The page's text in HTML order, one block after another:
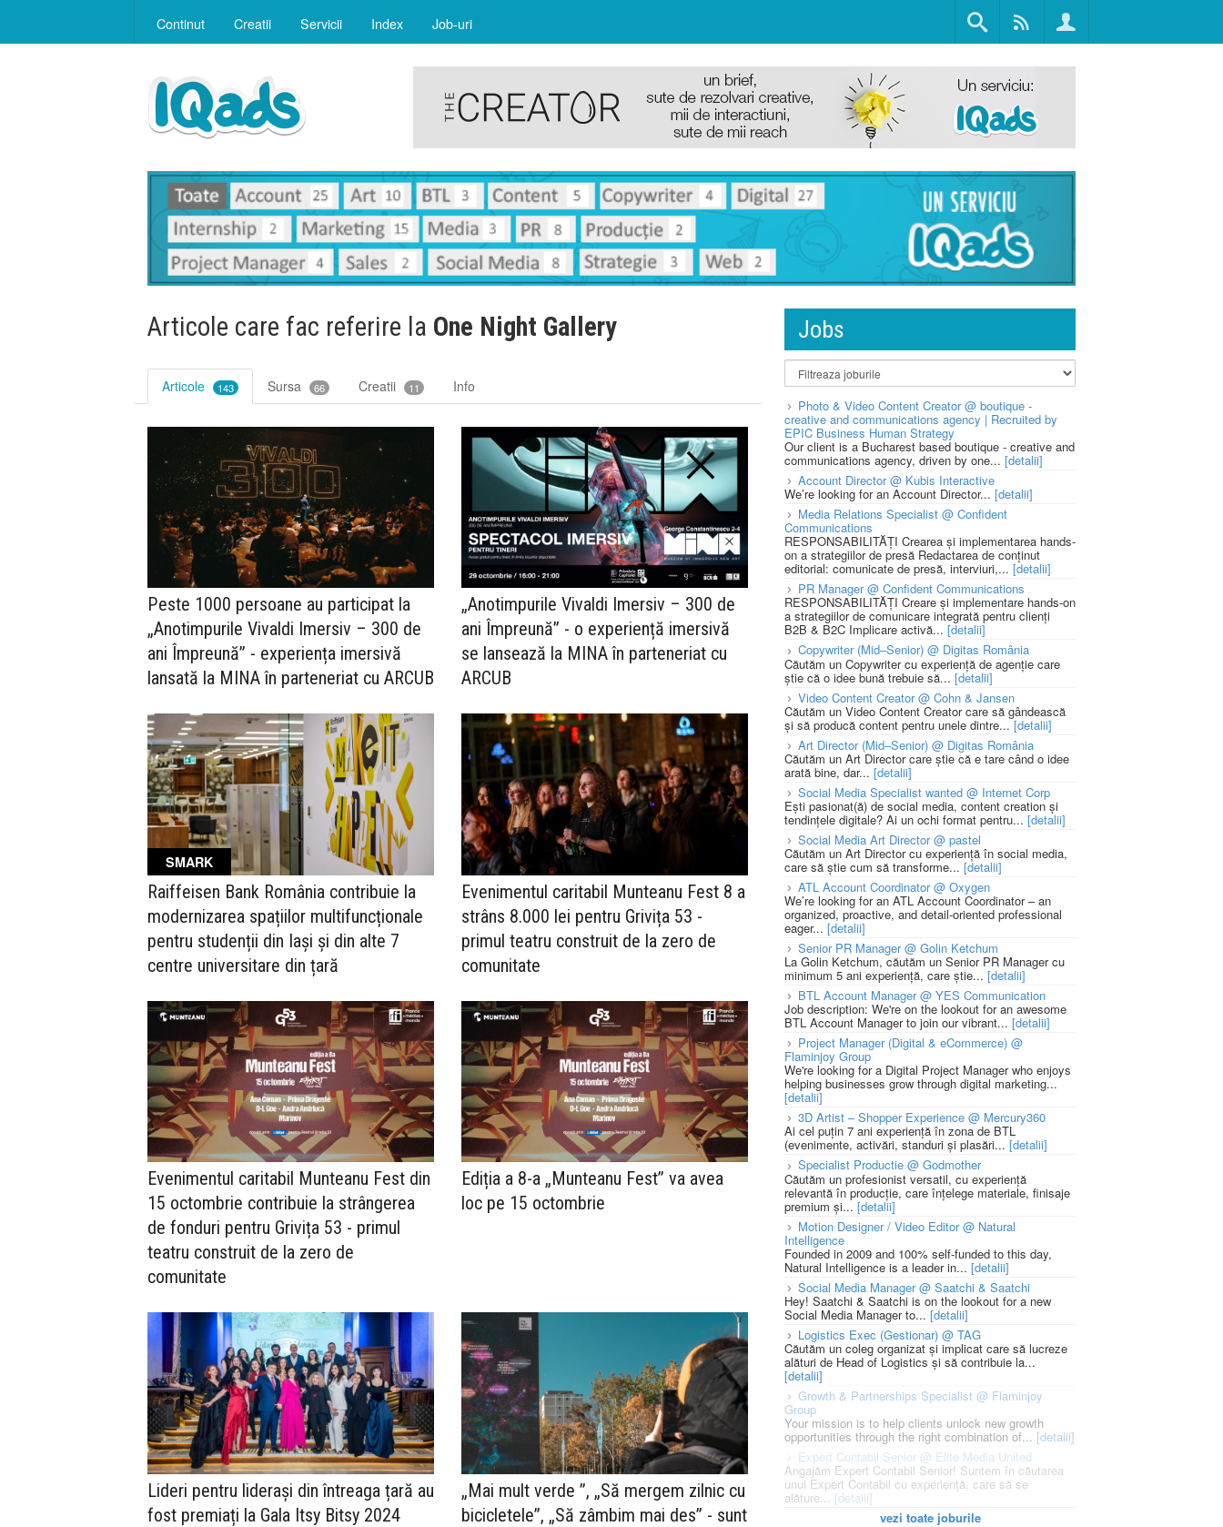
Continut Creatii Servicii Index Job-uri
Articole care fac referire la One Night Gallery
Articole 143 Sursa 66 Creatii 11 Info
Peste 1000 persoane au participat la
„Anotimpurile Vivaldi Imersiv – 300 de
ani Împreună” - experiența imersivă
lansată la MINA în parteneriat cu ARCUB
„Anotimpurile Vivaldi Imersiv – 300 de
ani Împreună” - o experiență imersivă
se lansează la MINA în parteneriat cu
ARCUB
SMARK
Raiffeisen Bank România contribuie la
modernizarea spațiilor multifuncționale
pentru studenții din Iași și din alte 7
centre universitare din țară
Evenimentul caritabil Munteanu Fest 8 a
strâns 8.000 lei pentru Grivița 53 -
primul teatru construit de la zero de
comunitate
Evenimentul caritabil Munteanu Fest din
15 octombrie contribuie la strângerea
de fonduri pentru Grivița 53 - primul
teatru construit de la zero de
comunitate
Ediția a 8-a „Munteanu Fest” va avea
loc pe 15 octombrie
Lideri pentru liderași din întreaga țară au
fost premiați la Gala Itsy Bitsy 2024
„Mai mult verde ”, „Să mergem zilnic cu
bicicletele”, „Să zâmbim mai des” - sunt
Jobs
Photo & Video Content Creator @ boutique -
creative and communications agency | Recruited by
EPIC Business Human Strategy
Our client is a Bucharest based boutique - creative and
communications agency, driven by one... [detalii]
Account Director @ Kubis Interactive
We’re looking for an Account Director... [detalii]
Media Relations Specialist @ Confident
Communications
RESPONSABILITĂȚI Crearea și implementarea hands-
on a strategiilor de presă Redactarea de conținut
editorial: comunicate de presă, interviuri,... [detalii]
PR Manager @ Confident Communications
RESPONSABILITĂȚI Creare și implementare hands-on
a strategiilor de comunicare integrată pentru clienți
B2B & B2C Implicare activă... [detalii]
Copywriter (Mid–Senior) @ Digitas România
Căutăm un Copywriter cu experiență de agenție care
știe că o idee bună trebuie să... [detalii]
Video Content Creator @ Cohn & Jansen
Căutăm un Video Content Creator care să gândească
și să producă content pentru unele dintre...[detalii]
Art Director (Mid–Senior) @ Digitas România
Căutăm un Art Director care știe că e tare când o idee
arată bine, dar... [detalii]
Social Media Specialist wanted @ Internet Corp
Ești pasionat(ă) de social media, content creation și
tendințele digitale? Ai un ochi format pentru... [detalii]
Social Media Art Director @ pastel
Căutăm un Art Director cu experiență în social media,
care să știe cum să transforme... [detalii]
ATL Account Coordinator @ Oxygen
We’re looking for an ATL Account Coordinator – an
organized, proactive, and detail-oriented professional
eager... [detalii]
Senior PR Manager @ Golin Ketchum
La Golin Ketchum, căutăm un Senior PR Manager cu
minimum 5 ani experiență, care știe... [detalii]
BTL Account Manager @ YES Communication
Job description: We're on the lookout for an awesome
BTL Account Manager to join our vibrant... [detalii]
Project Manager (Digital & eCommerce) @
Flaminjoy Group
We're looking for a Digital Project Manager who enjoys
helping businesses grow through digital marketing...
[detalii]
3D Artist – Shopper Experience @ Mercury360
Ai cel puțin 7 ani experiență în zona de BTL
(evenimente, activări, standuri și plasări... [detalii]
Specialist Productie @ Godmother
Căutăm un profesionist versatil, cu experiență
relevantă în producție, care înțelege materiale, finisaje
premium și... [detalii]
Motion Designer / Video Editor @ Natural
Intelligence
Founded in 2009 and 100% self-funded to this day,
Natural Intelligence is a leader in... [detalii]
Social Media Manager @ Saatchi & Saatchi
Hey! Saatchi & Saatchi is on the lookout for a new
Social Media Manager to... [detalii]
Logistics Exec (Gestionar) @ TAG
Căutăm un coleg organizat și implicat care să lucreze
alături de Head of Logistics și să contribuie la...
[detalii]
Growth & Partnerships Specialist @ Flaminjoy
Group
Your mission is to help clients unlock new growth
opportunities through the right combination of... [detalii]
Expert Contabil Senior @ Elite Media United
Angajăm Expert Contabil Senior! Suntem în căutarea
unui Expert Contabil cu experiență, care să se
alăture... [detalii]
vezi toate joburile